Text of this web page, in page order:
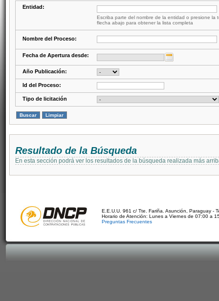
Entidad:
Escriba parte del nombre de la entidad o presione la
flecha abajo para obtener la lista completa
Nombre del Proceso:
Fecha de Apertura desde:
Año Publicación:
Id del Proceso:
Tipo de licitación
Resultado de la Búsqueda
En esta sección podrá ver los resultados de la búsqueda realizada más
E.E.U.U. 961 c/ Tte. Fariña. Asunción, Paraguay -
Horario de Atención: Lunes a Viernes de 07:00 a
Preguntas Frecuentes